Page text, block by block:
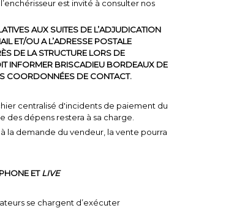
est invité à consulter nos
AUX SUITES DE L’ADJUDICATION
ET/OU A L’ADRESSE POSTALE
DE LA STRUCTURE LORS DE
INFORMER BRISCADIEU BORDEAUX DE
COORDONNÉES DE CONTACT.
centralisé d'incidents de paiement du
des dépens restera à sa charge.
la demande du vendeur, la vente pourra
ETLIVE
se chargent d’exécuter